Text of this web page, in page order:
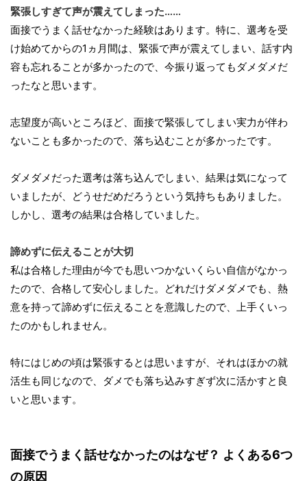
緊張しすぎて声が震えてしまった……
面接でうまく話せなかった経験はあります。特に、選考を受
け始めてからの1ヵ月間は、緊張で声が震えてしまい、話す内
容も忘れることが多かったので、今振り返ってもダメダメだ
ったなと思います。
志望度が高いところほど、面接で緊張してしまい実力が伴わ
ないことも多かったので、落ち込むことが多かったです。
ダメダメだった選考は落ち込んでしまい、結果は気になって
いましたが、どうせだめだろうという気持ちもありました。
しかし、選考の結果は合格していました。
諦めずに伝えることが大切
私は合格した理由が今でも思いつかないくらい自信がなかっ
たので、合格して安心しました。どれだけダメダメでも、熱
意を持って諦めずに伝えることを意識したので、上手くいっ
たのかもしれません。
特にはじめの頃は緊張するとは思いますが、それはほかの就
活生も同じなので、ダメでも落ち込みすぎず次に活かすと良
いと思います。
面接でうまく話せなかったのはなぜ？ よくある6つ
の原因